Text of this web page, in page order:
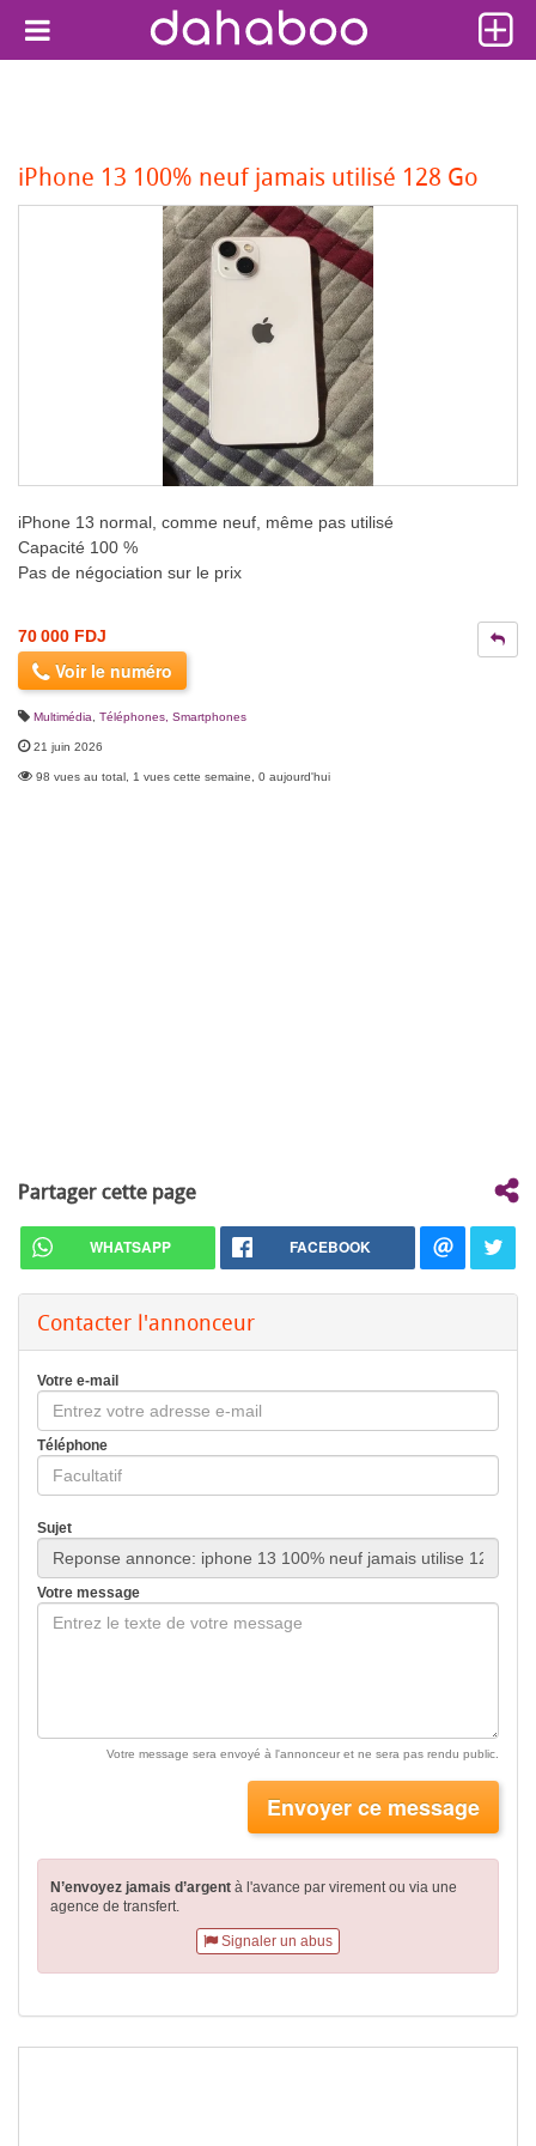
iPhone 13 100% neuf jamais utilisé 128 Go
iPhone 13 normal, comme neuf, même pas utilisé
Capacité 100 %
Pas de négociation sur le prix
70 000 FDJ
Voir le numéro
Multimédia Téléphones, Smartphones
21 juin 2026
98 vues au total, 1 vues cette semaine, 0 aujourd'hui
Partager cette page
WHATSAPP FACEBOOK
Contacter l'annonceur
Votre e-mail
Téléphone
Sujet
Votre message
Votre message sera envoyé à l'annonceur et ne sera pas rendu public.
Envoyer ce message
N’envoyez jamais d’argent à l'avance par virementou via une
agence de transfert.
Signaler un abus